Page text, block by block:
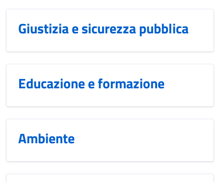
Giustizia e sicurezza pubblica
Educazione e formazione
Ambiente